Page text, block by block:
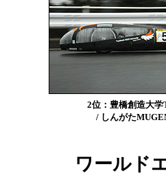
2位：豊橋創造大学
/ しんがた
ワールド